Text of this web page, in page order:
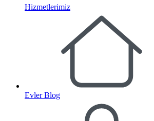
Hizmetlerimiz
Evler Blog